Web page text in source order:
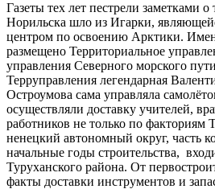
Газеты тех лет пестрели заметками
Норильска шло из Игарки,
центром по освоению Арктики.
размещено Территориальное
управления Северного морского
Терруправления легендарная
Остроумова сама управляла
осуществляли доставку учителей,
работников не только по
ненецкий автономный округ, часть
начальные годы строительства,
Туруханского района. От
факты доставки инструментов и